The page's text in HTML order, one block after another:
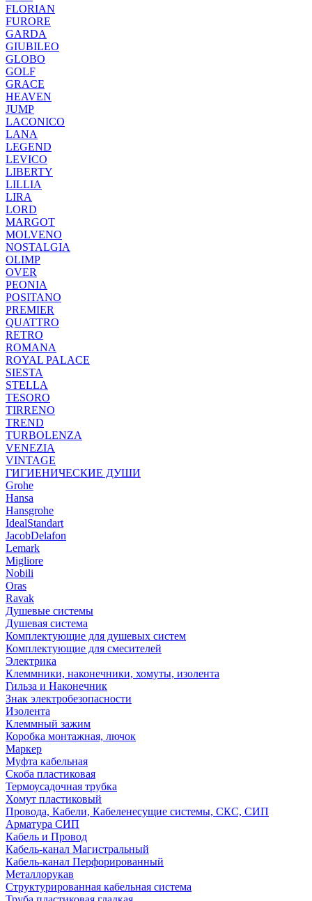
FLORIAN
FURORE
GARDA
GIUBILEO
GLOBO
GOLF
GRACE
HEAVEN
JUMP
LACONICO
LANA
LEGEND
LEVICO
LIBERTY
LILLIA
LIRA
LORD
MARGOT
MOLVENO
NOSTALGIA
OLIMP
OVER
PEONIA
POSITANO
PREMIER
QUATTRO
RETRO
ROMANA
ROYAL PALACE
SIESTA
STELLA
TESORO
TIRRENO
TREND
TURBOLENZA
VENEZIA
VINTAGE
ГИГИЕНИЧЕСКИЕ ДУШИ
Grohe
Hansa
Hansgrohe
IdealStandart
JacobDelafon
Lemark
Migliore
Nobili
Oras
Ravak
Душевые системы
Душевая система
Комплектующие для душевых систем
Комплектующие для смесителей
Электрика
Клеммники, наконечники, хомуты, изолента
Гильза и Наконечник
Знак электробезопасности
Изолента
Клеммный зажим
Коробка монтажная, лючок
Маркер
Муфта кабельная
Скоба пластиковая
Термоусадочная трубка
Хомут пластиковый
Провода, Кабели, Кабеленесущие системы, СКС, СИП
Арматура СИП
Кабель и Провод
Кабель-канал Магистральный
Кабель-канал Перфорированный
Металлорукав
Структурированная кабельная система